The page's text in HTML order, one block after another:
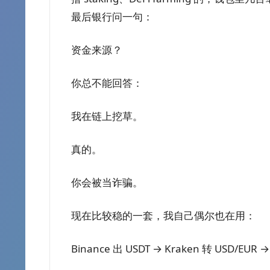
最后银行问一句：
资金来源？
你总不能回答：
我在链上挖草。
真的。
你会被当诈骗。
现在比较稳的一套，我自己偶尔也在用：
Binance 出 USDT → Kraken 转 USD/EUR